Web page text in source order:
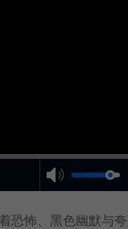
怖、黑色幽默与